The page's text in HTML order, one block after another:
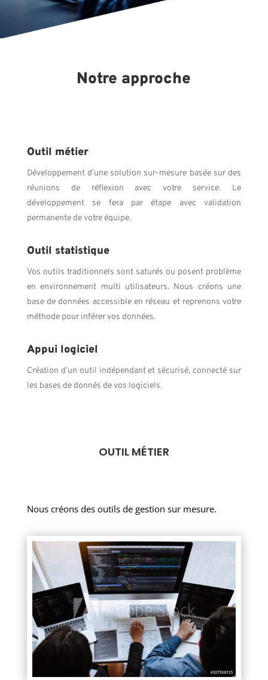
Notre approche
Outil métier
Développement d’une solution sur-mesure basée sur des
réunions de réflexion avec votre service. Le
développement se fera par étape avec validation
permanente de votre équipe.
Outil statistique
Vos outils traditionnels sont saturés ou posent problème
en environnement multi utilisateurs. Nous créons une
base de données accessible en réseau et reprenons votre
méthode pour inférer vos données.
Appui logiciel
Création d’un outil indépendant et sécurisé, connecté sur
les bases de donnés de vos logiciels.
OUTIL MÉTIER
Nous créons des outils de gestion sur mesure.